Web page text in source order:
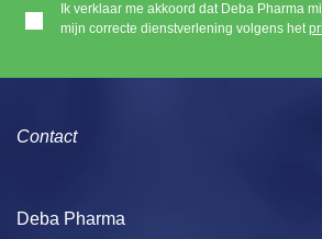
Ik verklaar me akkoord dat Deba Pharma
mijn correcte dienstverlening volgens het
Contact
Deba Pharma